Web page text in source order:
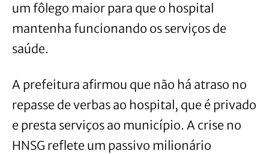
um fôlego maior para que o hospital
mantenha funcionando os serviços de
saúde.
A prefeitura afirmou que não há atraso no
repasse de verbas ao hospital, que é privado
e presta serviços ao município. A crise no
HNSG reflete um passivo milionário